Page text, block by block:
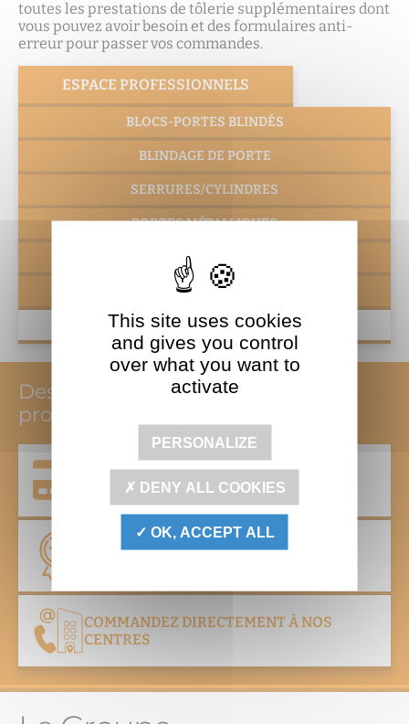
toutes les prestations de tôlerie supplémentaires dont
vous pouvez avoir besoin et des formulaires anti-
erreur pour passer vos commandes.
ESPACE PROFESSIONNELS
BLOCS-PORTES BLINDÉS
BLINDAGE DE PORTE
SERRURES/CYLINDRES
PORTES MÉTALLIQUES
PORTES TECHNIQUES / FAÇADES
TÔLERIE
GUIDE DE LA PORTE BLINDÉE
Des services adaptés aux
professionnels
PAIEMENT EN LIGNE DES COMMANDES
NOS CERTIFICATIONS
COMMANDEZ DIRECTEMENT À NOS
CENTRES
This site uses cookies
and gives you control
over what you want to
activate
PERSONALIZE
DENY ALL COOKIES
OK, ACCEPT ALL